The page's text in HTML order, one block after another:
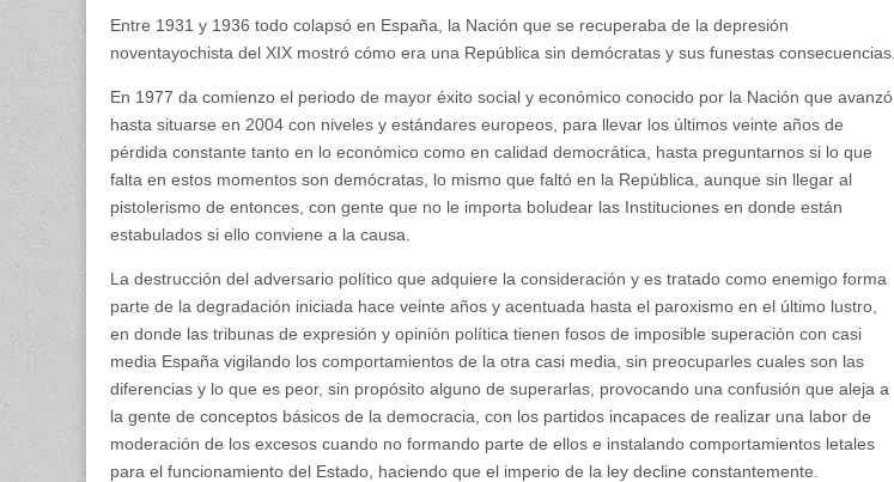
demócratas
Entre 1931 y 1936 todo colapsó en España, la Nación que se recuperaba de la depresión
noventayochista del XIX mostró cómo era una República sin demócratas y sus funestas consecuencias.
En 1977 da comienzo el periodo de mayor éxito social y económico conocido por la Nación que avanzó
hasta situarse en 2004 con niveles y estándares europeos, para llevar los últimos veinte años de
pérdida constante tanto en lo económico como en calidad democrática, hasta preguntarnos si lo que
falta en estos momentos son demócratas, lo mismo que faltó en la República, aunque sin llegar al
pistolerismo de entonces, con gente que no le importa boludear las Instituciones en donde están
estabulados si ello conviene a la causa.
La destrucción del adversario político que adquiere la consideración y es tratado como enemigo forma
parte de la degradación iniciada hace veinte años y acentuada hasta el paroxismo en el último lustro,
en donde las tribunas de expresión y opinión política tienen fosos de imposible superación con casi
media España vigilando los comportamientos de la otra casi media, sin preocuparles cuales son las
diferencias y lo que es peor, sin propósito alguno de superarlas, provocando una confusión que aleja a
la gente de conceptos básicos de la democracia, con los partidos incapaces de realizar una labor de
moderación de los excesos cuando no formando parte de ellos e instalando comportamientos letales
para el funcionamiento del Estado, haciendo que el imperio de la ley decline constantemente.